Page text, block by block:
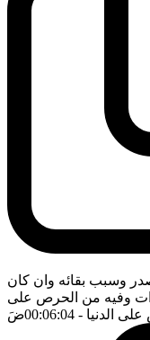
وسبب بقائه وان كان
وفيه من الحرص على
الدنيا - 00:06:04 ضَ